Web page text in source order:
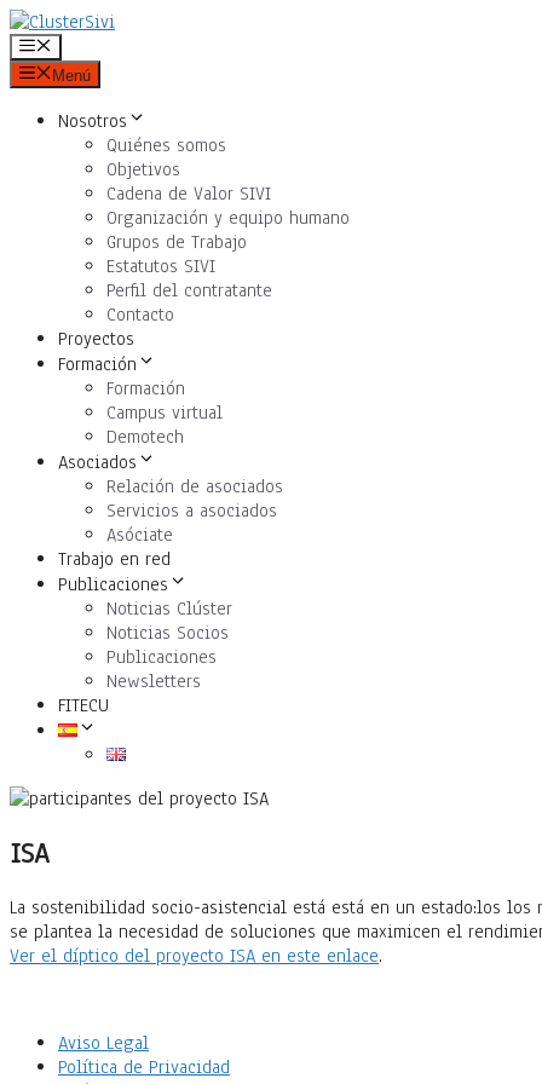
Saltar
al
contenido
Menú
Menú
Nosotros
Quiénes somos
Objetivos
Cadena de Valor SIVI
Organización y equipo humano
Grupos de Trabajo
Estatutos SIVI
Perfil del contratante
Contacto
Proyectos
Formación
Formación
Campus virtual
Demotech
Asociados
Relación de asociados
Servicios a asociados
Asóciate
Trabajo en red
Publicaciones
Noticias Clúster
Noticias Socios
Publicaciones
Newsletters
FITECU
ISA
La sostenibilidad socio-asistencial está está en un estado:los los
se plantea la necesidad de soluciones que maximicen el
Ver el díptico del proyecto ISA en este enlace.
Aviso Legal
Política de Privacidad